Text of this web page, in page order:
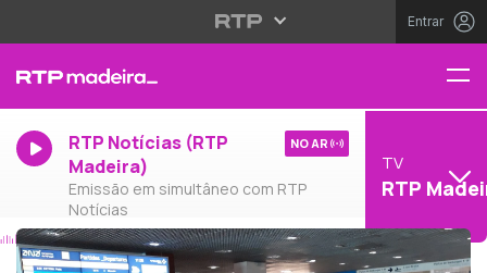
Entrar
RTP Notícias (RTP
Madeira)
Emissão em simultâneo com RTP
Notícias
NO AR
TV
RTP